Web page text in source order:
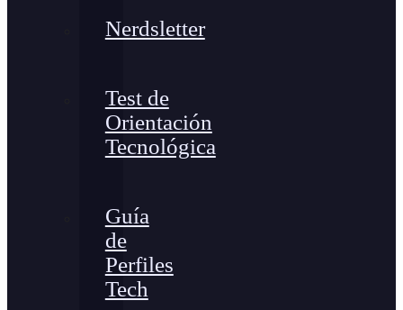
Nerdsletter
Test de
Orientación
Tecnológica
Guía
de
Perfiles
Tech